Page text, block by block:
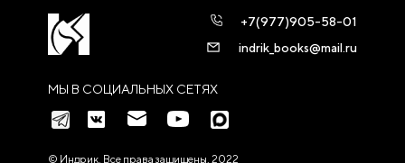
МЫ В СОЦИАЛЬНЫХ СЕТЯХ
+7(977)905-58-01
indrik_books@mail.ru
© Индрик. Все права защищены, 2022